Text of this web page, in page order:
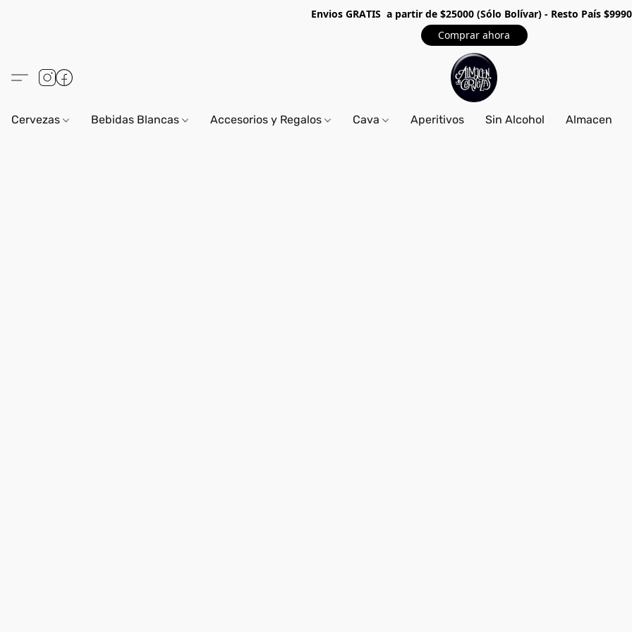
Envios GRATIS a partir de $25000 (Sólo Bolívar) - Resto País
Comprar ahora
Cervezas Bebidas Blancas Accesorios y Regalos Cava Aperitivos Sin Alcohol Almacen